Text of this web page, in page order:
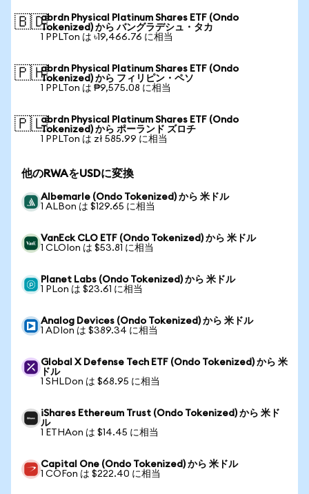
🇧🇩abrdn Physical Platinum Shares ETF (Ondo
Tokenized) から バングラデシュ・タカ
1 PPLTon は ৳19,466.76 に相当
🇵🇭abrdn Physical Platinum Shares ETF (Ondo
Tokenized) から フィリピン・ペソ
1 PPLTon は ₱9,575.08 に相当
🇵🇱abrdn Physical Platinum Shares ETF (Ondo
Tokenized) から ポーランド ズロチ
1 PPLTon は zł 585.99 に相当
他のRWAをUSDに変換
Albemarle (Ondo Tokenized) から 米ドル
1 ALBon は $129.65 に相当
VanEck CLO ETF (Ondo Tokenized) から 米ドル
1 CLOIon は $53.81 に相当
Planet Labs (Ondo Tokenized) から 米ドル
1 PLon は $23.61 に相当
Analog Devices (Ondo Tokenized) から 米ドル
1 ADIon は $389.34 に相当
Global X Defense Tech ETF (Ondo Tokenized) から 米
ドル
1 SHLDon は $68.95 に相当
iShares Ethereum Trust (Ondo Tokenized) から 米ド
ル
1 ETHAon は $14.45 に相当
Capital One (Ondo Tokenized) から 米ドル
1 COFon は $222.40 に相当